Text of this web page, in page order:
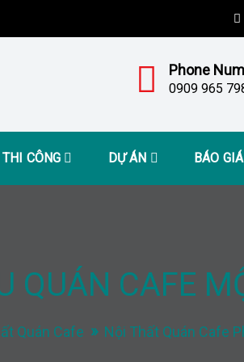
Phone
0909 965
CÔNG DỰ ÁN BÁO GIÁ
QUÁN CAFE
Quán Cafe Nội Thất Quán Cafe